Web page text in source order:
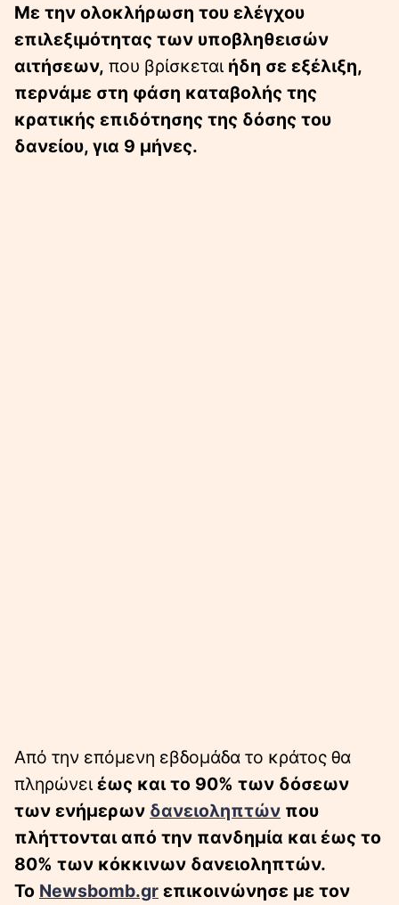
Με την ολοκλήρωση του ελέγχου
επιλεξιμότητας των υποβληθεισών
αιτήσεων, που βρίσκεται ήδη σε εξέλιξη,
περνάμε στη φάση καταβολής της
κρατικής επιδότησης της δόσης του
δανείου, για 9 μήνες.
Aπό την επόμενη εβδομάδα το κράτος θα
πληρώνει έως και το 90% των δόσεων
των ενήμερων δανειοληπτών που
πλήττονται από την πανδημία και έως το
80% των κόκκινων δανειοληπτών.
Το Newsbomb.gr επικοινώνησε με τον